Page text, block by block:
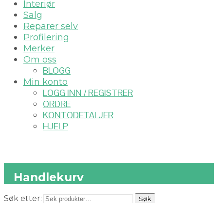
Interiør
Salg
Reparer selv
Profilering
Merker
Om oss
BLOGG
Min konto
LOGG INN / REGISTRER
ORDRE
KONTODETALJER
HJELP
Handlekurv
Søk etter: Søk